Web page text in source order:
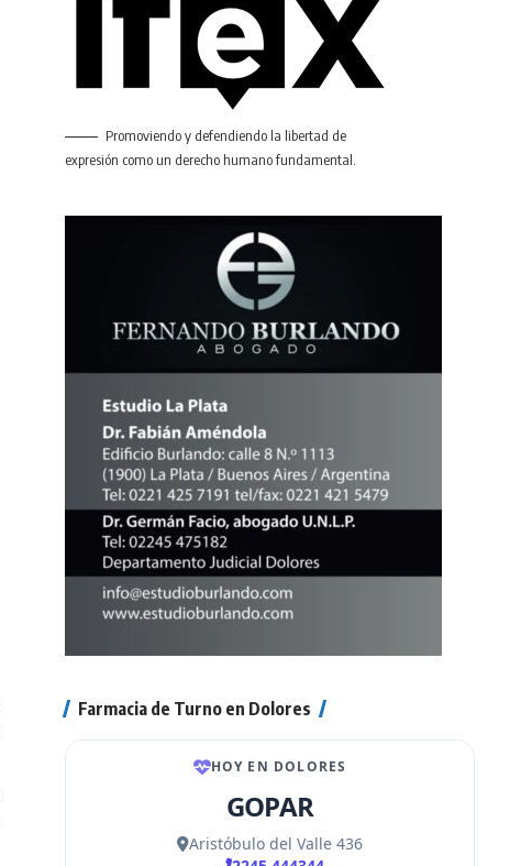
Promoviendo y defendiendo la libertad de
expresión como un derecho humano fundamental.
Farmacia de Turno en Dolores